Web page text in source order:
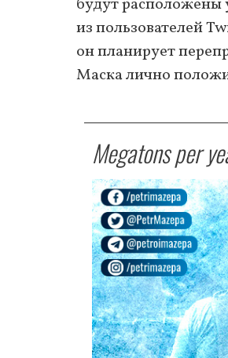
будут расположены
из пользователей
он планирует
Маска лично
Megatons per